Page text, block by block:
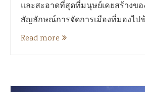
และสะอาดที่สุดที่มนุษย์เคยสร้างขอ
สัญลักษณ์การจัดการเมืองที่มองไป
Read more